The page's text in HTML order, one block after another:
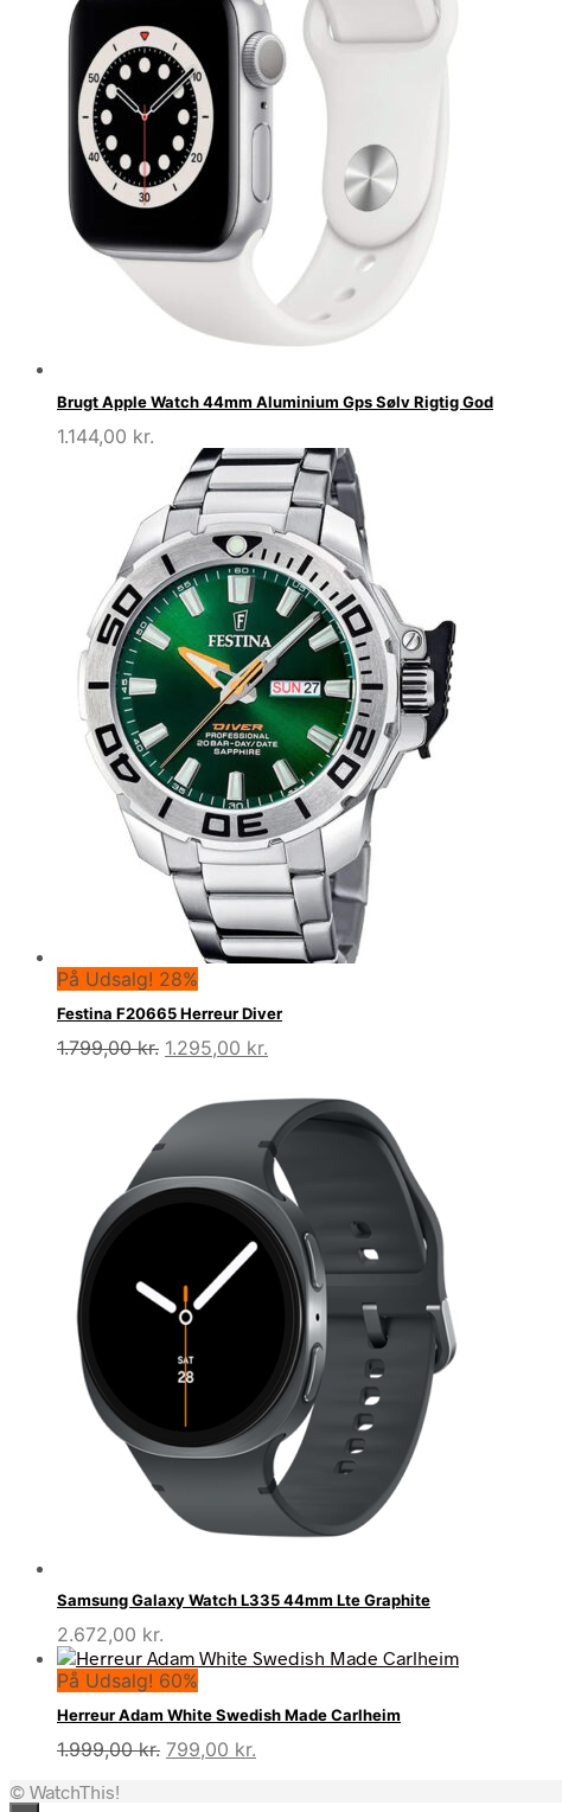
Brugt Apple Watch 44mm Aluminium Gps Sølv Rigtig God
1.144,00 kr.
På Udsalg! 28%
Festina F20665 Herreur Diver
1.799,00kr. Den
var:
1.799,00 kr..
1.295,00 kr.
pris
er:
1.295,00 kr..
Samsung Galaxy Watch L335 44mm Lte Graphite
2.672,00 kr.
På Udsalg! 60%
Herreur Adam White Swedish Made Carlheim
1.999,00kr. Den
799,00 kr.
© WatchThis!